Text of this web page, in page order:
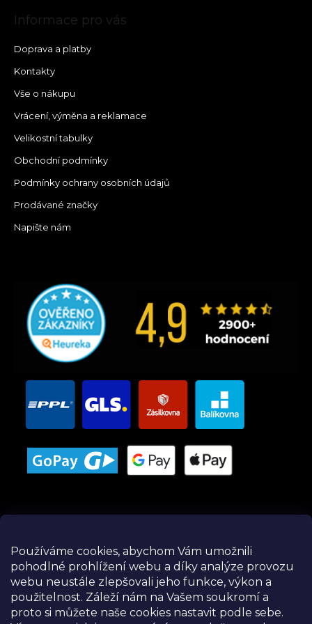
Používáme cookies, abychom Vám umožnili
pohodlné prohlížení webu a díky analýze provozu
webu neustále zlepšovali jeho funkce, výkon a
použitelnost. Záleží nám na Vašem soukromí a
proto si můžete naše cookies nastavit podle sebe.
Informace pro vás
Doprava a platby
Kontakty
Vše o nákupu
Vrácení, výměna a reklamace
Velikostní tabulky
Obchodní podmínky
Podmínky ochrany osobních údajů
Prodávané značky
Napište nám
Instagram